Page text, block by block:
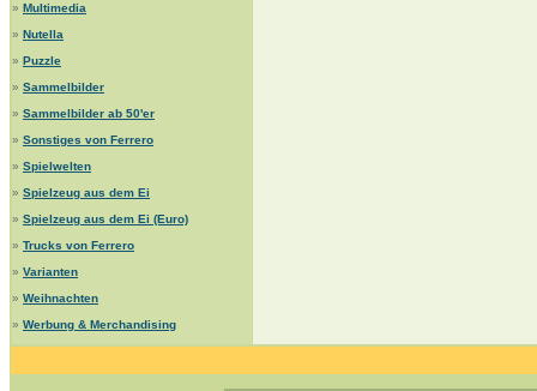
» Multimedia
» Nutella
» Puzzle
» Sammelbilder
» Sammelbilder ab 50'er
» Sonstiges von Ferrero
» Spielwelten
» Spielzeug aus dem Ei
» Spielzeug aus dem Ei (Euro)
» Trucks von Ferrero
» Varianten
» Weihnachten
» Werbung & Merchandising